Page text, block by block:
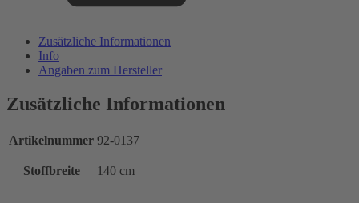
Zusätzliche Informationen
Info
Angaben zum Hersteller
Zusätzliche Informationen
Artikelnummer 92-0137
Stoffbreite 140 cm